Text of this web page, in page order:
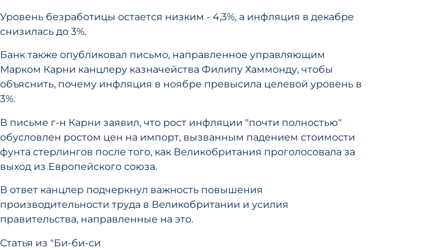
Уровень безработицы остается низким - 4,3%, а инфляция в декабре
снизилась до 3%.
Банк также опубликовал письмо, направленное управляющим
Марком Карни канцлеру казначейства Филипу Хаммонду, чтобы
объяснить, почему инфляция в ноябре превысила целевой уровень в
3%.
В письме г-н Карни заявил, что рост инфляции "почти полностью"
обусловлен ростом цен на импорт, вызванным падением стоимости
фунта стерлингов после того, как Великобритания проголосовала за
выход из Европейского союза.
В ответ канцлер подчеркнул важность повышения
производительности труда в Великобритании и усилия
правительства, направленные на это.
Статья из "Би-би-си